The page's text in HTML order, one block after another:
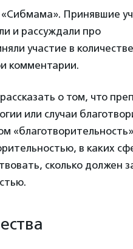
«Сибмама». Принявшие
и рассуждали про
участие в
комментарии.
о том, что
или случаи
в каких
сколько должен